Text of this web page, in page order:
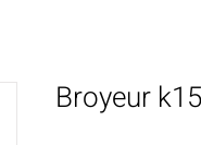
Broyeur